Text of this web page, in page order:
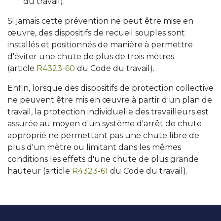
Si jamais cette prévention ne peut être mise en
œuvre, des dispositifs de recueil souples sont
installés et positionnés de manière à permettre
d'éviter une chute de plus de trois mètres
(article R4323-60 du Code du travail).
Enfin, lorsque des dispositifs de protection collective
ne peuvent être mis en œuvre à partir d'un plan de
travail, la protection individuelle des travailleurs est
assurée au moyen d'un système d'arrêt de chute
approprié ne permettant pas une chute libre de
plus d'un mètre ou limitant dans les mêmes
conditions les effets d'une chute de plus grande
hauteur (article R4323-61 du Code du travail).